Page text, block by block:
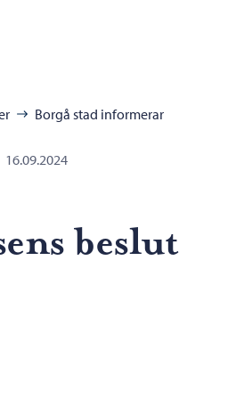
Borgå stad informerar
16.09.2024
beslut